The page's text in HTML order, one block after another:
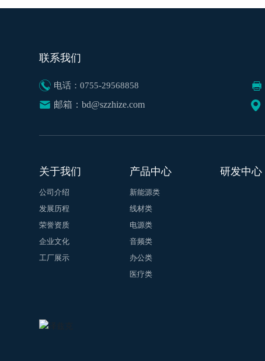
联系我们
电话：0755-29568858
邮箱：bd@szzhize.com
关于我们
公司介绍
发展历程
荣誉资质
企业文化
工厂展示
产品中心
新能源类
线材类
电源类
音频类
办公类
医疗类
研发中心